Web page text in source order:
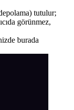
tutulur;
görünmez,
burada